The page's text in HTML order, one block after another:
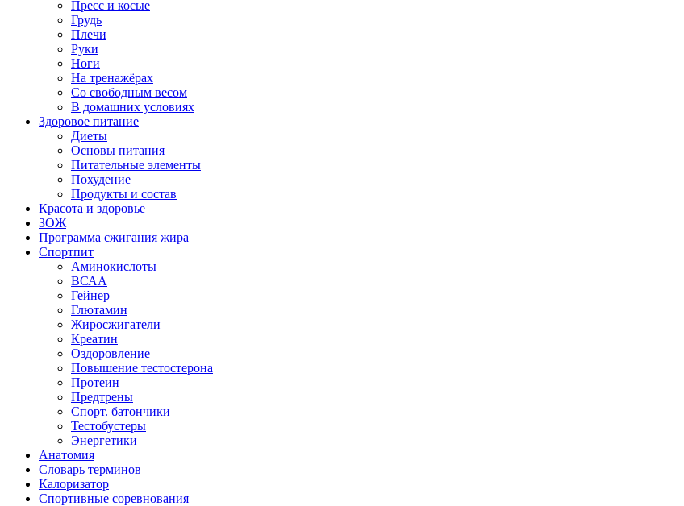
Пресс и косые
Грудь
Плечи
Руки
Ноги
На тренажёрах
Со свободным весом
В домашних условиях
Здоровое питание
Диеты
Основы питания
Питательные элементы
Похудение
Продукты и состав
Красота и здоровье
ЗОЖ
Программа сжигания жира
Спортпит
Аминокислоты
ВСАА
Гейнер
Глютамин
Жиросжигатели
Креатин
Оздоровление
Повышение тестостерона
Протеин
Предтрены
Спорт. батончики
Тестобустеры
Энергетики
Анатомия
Словарь терминов
Калоризатор
Спортивные соревнования